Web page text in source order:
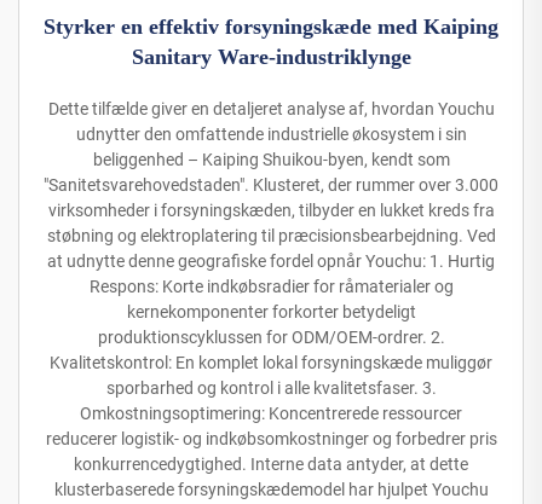
Styrker en effektiv forsyningskæde med Kaiping
Sanitary Ware-industriklynge
Dette tilfælde giver en detaljeret analyse af, hvordan Youchu
udnytter den omfattende industrielle økosystem i sin
beliggenhed – Kaiping Shuikou-byen, kendt som
"Sanitetsvarehovedstaden". Klusteret, der rummer over 3.000
virksomheder i forsyningskæden, tilbyder en lukket kreds fra
støbning og elektroplatering til præcisionsbearbejdning. Ved
at udnytte denne geografiske fordel opnår Youchu: 1. Hurtig
Respons: Korte indkøbsradier for råmaterialer og
kernekomponenter forkorter betydeligt
produktionscyklussen for ODM/OEM-ordrer. 2.
Kvalitetskontrol: En komplet lokal forsyningskæde muliggør
sporbarhed og kontrol i alle kvalitetsfaser. 3.
Omkostningsoptimering: Koncentrerede ressourcer
reducerer logistik- og indkøbsomkostninger og forbedrer pris
konkurrencedygtighed. Interne data antyder, at dette
klusterbaserede forsyningskædemodel har hjulpet Youchu